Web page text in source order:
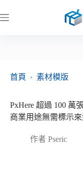
至
首頁
› 素材模版
PxHere 超過 100 萬
商業用途無需標示來
作者 Pseric